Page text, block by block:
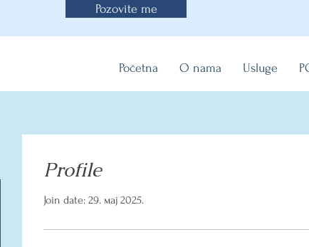
Pozovite me
Početna O nama Usluge
Profile
Join date: 29. мај 2025.